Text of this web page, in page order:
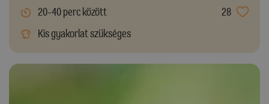
20-40 perc között
28
Kis gyakorlat szükséges